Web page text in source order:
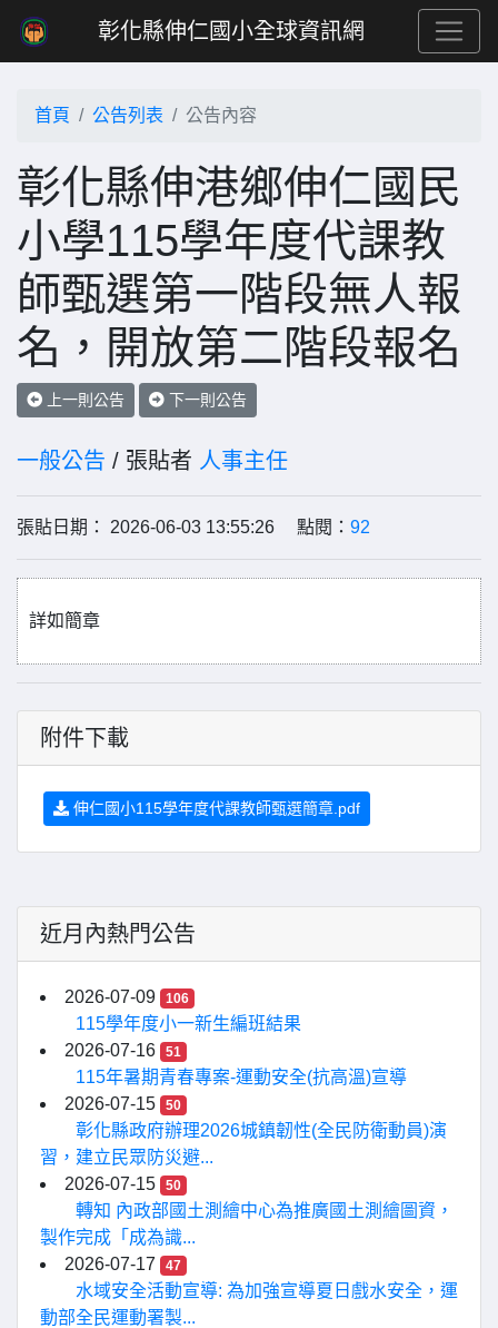
彰化縣伸仁國小全球資訊網
首頁 公告列表 公告內容
彰化縣伸港鄉伸仁國民
小學115學年度代課教
師甄選第一階段無人報
名，開放第二階段報名
上一則公告 下一則公告
一般公告 / 張貼者 人事主任
張貼日期： 2026-06-03 13:55:26 點閱： 92
詳如簡章
附件下載
伸仁國小115學年度代課教師甄選簡章.pdf
近月內熱門公告
2026-07-09 106
115學年度小一新生編班結果
2026-07-16
51
115年暑期青春專案-運動安全(抗高溫)宣導
2026-07-15
50
彰化縣政府辦理2026城鎮韌性(全民防衛動員)演
習，建立民眾防災避...
2026-07-15
50
轉知 內政部國土測繪中心為推廣國土測繪圖資，
製作完成「成為識...
2026-07-17
47
水域安全活動宣導: 為加強宣導夏日戲水安全，運
動部全民運動署製...